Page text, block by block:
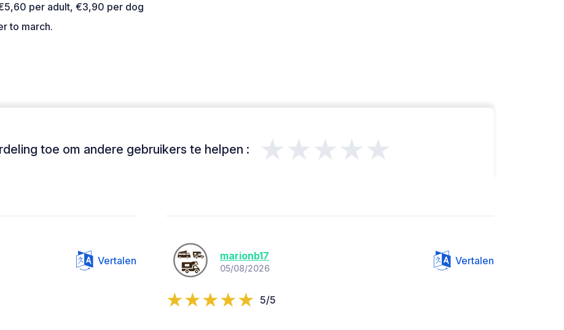
per adult, €3,90 per dog
to march.
toe om andere gebruikers te helpen : ★★★★★
Vertalen marionb17
05/08/2026
Vertalen
5/5